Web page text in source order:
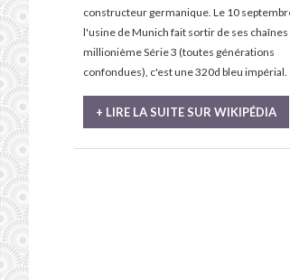
constructeur germanique. Le 10
l'usine de Munich fait sortir de ses chaînes
millionième Série 3 (toutes générations
confondues), c'est une 320d bleu impérial.
+ LIRE LA SUITE SUR WIKIPÉDIA